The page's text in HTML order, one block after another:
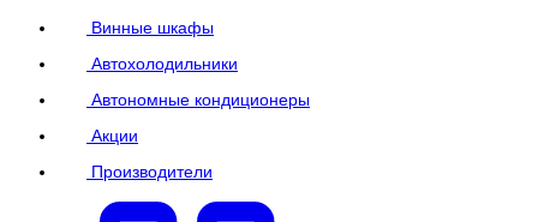
Винные шкафы
Автохолодильники
Автономные кондиционеры
Акции
Производители